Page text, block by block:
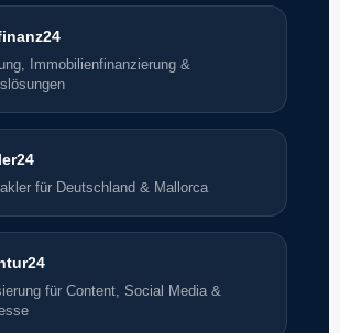
Immobilienfinanzierung &
für Deutschland & Mallorca
für Content, Social Media &